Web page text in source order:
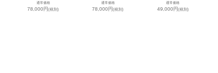
通常価格
78,000円(税別)
通常価格
78,000円(税別)
通常価格
49,000円(税別)